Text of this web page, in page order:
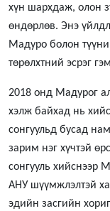
хүн шархдаж, олон
өндөрлөв. Энэ
Мадуро болон
төрөлхтний эсрэг
2018 онд Мадурог
хэлж байхад нь
сонгуульд бусад
зарим нэг хүчтэй
сонгууль хийснээр
АНУ шүүмжлэлтэй
эдийн засгийн